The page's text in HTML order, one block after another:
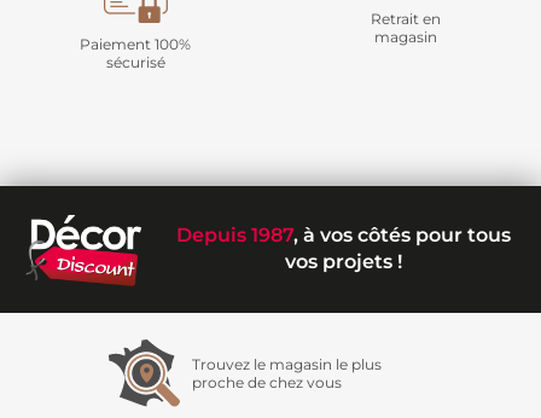
Paiement 100%
sécurisé
Retrait en
magasin
Depuis 1987, à vos côtés pour tous
vos projets !
Trouvez le magasin le plus
proche de chez vous